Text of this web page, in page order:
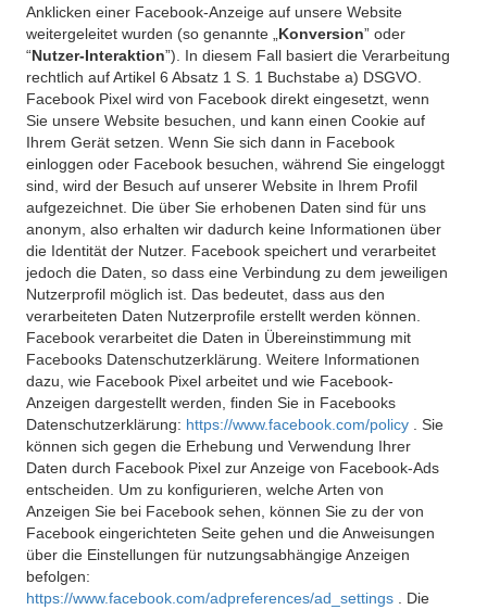
Anklicken einer Facebook-Anzeige auf unsere Website
weitergeleitet wurden (so genannte „ Konversion” oder
“Nutzer-Interaktion”). In diesem Fall basiert die Verarbeitung
rechtlich auf Artikel 6 Absatz 1 S. 1 Buchstabe a) DSGVO.
Facebook Pixel wird von Facebook direkt eingesetzt, wenn
Sie unsere Website besuchen, und kann einen Cookie auf
Ihrem Gerät setzen. Wenn Sie sich dann in Facebook
einloggen oder Facebook besuchen, während Sie eingeloggt
sind, wird der Besuch auf unserer Website in Ihrem Profil
aufgezeichnet. Die über Sie erhobenen Daten sind für uns
anonym, also erhalten wir dadurch keine Informationen über
die Identität der Nutzer. Facebook speichert und verarbeitet
jedoch die Daten, so dass eine Verbindung zu dem jeweiligen
Nutzerprofil möglich ist. Das bedeutet, dass aus den
verarbeiteten Daten Nutzerprofile erstellt werden können.
Facebook verarbeitet die Daten in Übereinstimmung mit
Facebooks Datenschutzerklärung. Weitere Informationen
dazu, wie Facebook Pixel arbeitet und wie Facebook-
Anzeigen dargestellt werden, finden Sie in Facebooks
Datenschutzerklärung: https://www.facebook.com/policy
. Sie
können sich gegen die Erhebung und Verwendung Ihrer
Daten durch Facebook Pixel zur Anzeige von Facebook-Ads
entscheiden. Um zu konfigurieren, welche Arten von
Anzeigen Sie bei Facebook sehen, können Sie zu der von
Facebook eingerichteten Seite gehen und die Anweisungen
über die Einstellungen für nutzungsabhängige Anzeigen
befolgen:
https://www.facebook.com/adpreferences/ad_settings
. Die